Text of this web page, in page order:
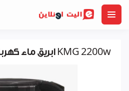
ابريق ماء كهرباء بلاستيك 1.7ل KMG 2200w